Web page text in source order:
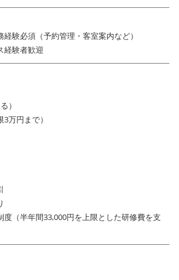
験必須（予約管理・客室案内など）
経験者歓迎
）
万円まで）
度（半年間33,000円を上限とした研修費を支